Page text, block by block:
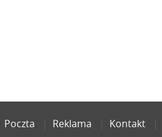
Poczta Reklama Kontakt